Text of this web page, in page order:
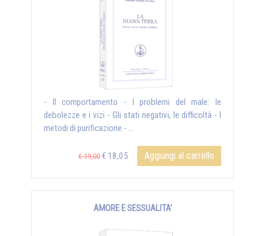
- Il comportamento - I problemi del male: le
debolezze e i vizi - Gli stati negativi, le difficoltà - I
metodi di purificazione - ...
€ 19,00 € 18,05 Aggiungi al carrello
AMORE E SESSUALITA'